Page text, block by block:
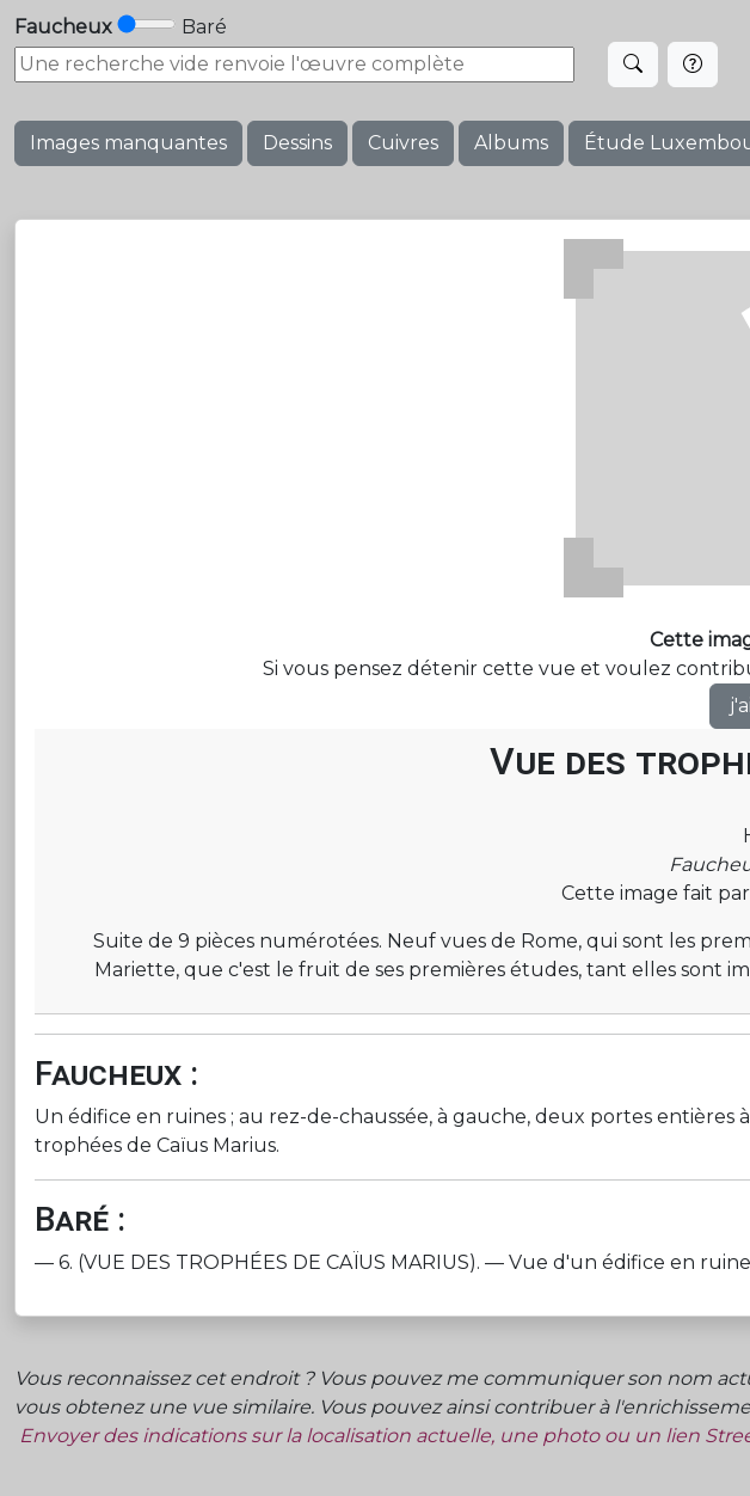
Faucheux Baré
Images manquantes Dessins Cuivres Albums Étude
Cette
Si vous pensez détenir cette vue et voulez
Vue des
Cette image fait
Suite de 9 pièces numérotées. Neuf vues de Rome, qui sont les
Mariette, que c'est le fruit de ses premières études, tant elles sont
Faucheux :
Un édifice en ruines ; au rez-de-chaussée, à gauche, deux portes
trophées de Caïus Marius.
Baré :
— 6. (VUE DES TROPHÉES DE CAÏUS MARIUS). — Vue d'un édifice en
Vous reconnaissez cet endroit ? Vous pouvez me communiquer son nom
vous obtenez une vue similaire. Vous pouvez ainsi contribuer à
Envoyer des indications sur la localisation actuelle, une photo ou un lien